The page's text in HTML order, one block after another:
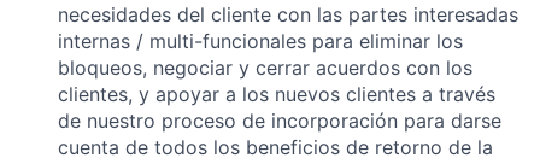
necesidades del cliente con las partes interesadas
internas / multi-funcionales para eliminar los
bloqueos, negociar y cerrar acuerdos con los
clientes, y apoyar a los nuevos clientes a través
de nuestro proceso de incorporación para darse
cuenta de todos los beneficios de retorno de la